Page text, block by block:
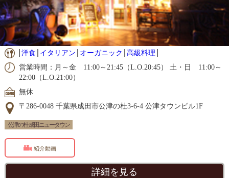
洋食 イタリアン オーガニック
高級料理
営業時間：月～金 11:00～21:45（L.O.20:45） 土・日 11:00～
22:00（L.O.21:00）
無休
〒286-0048 千葉県成田市公津の杜3-6-4 公津タウンビル1F
公津の杜 成田ニュータウン
紹介動画
詳細を見る